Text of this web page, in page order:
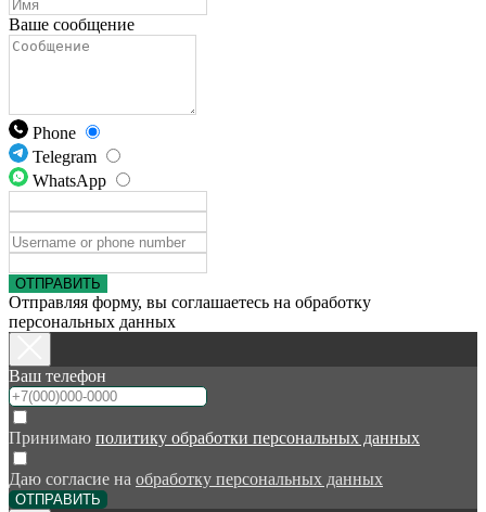
Ваше сообщение
Phone
Telegram
WhatsApp
ОТПРАВИТЬ
Отправляя форму, вы соглашаетесь на обработку
персональных данных
Ваш телефон
Принимаю политику обработки персональных данных
Даю согласие на обработку персональных данных
ОТПРАВИТЬ